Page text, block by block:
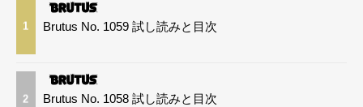
1 Brutus No. 1059 試し読みと目次
2 Brutus No. 1058 試し読みと目次